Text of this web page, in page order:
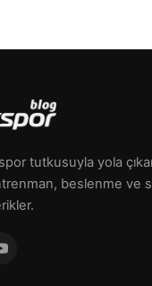
tutkusuyla yola
beslenme ve